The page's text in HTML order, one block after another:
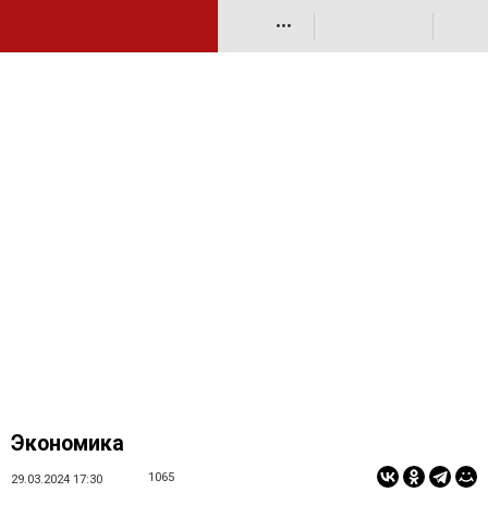
•••
Экономика
29.03.2024 17:30 1065